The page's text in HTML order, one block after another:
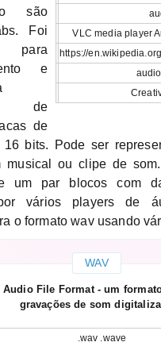
VLC media player
https://
são
Foi
e
de
de
bits. Pode ser
musical ou clipe de
um par blocos com
vários players de
o formato wav usando
WAV
Audio File Format - um
gravações de som
.wav .wave